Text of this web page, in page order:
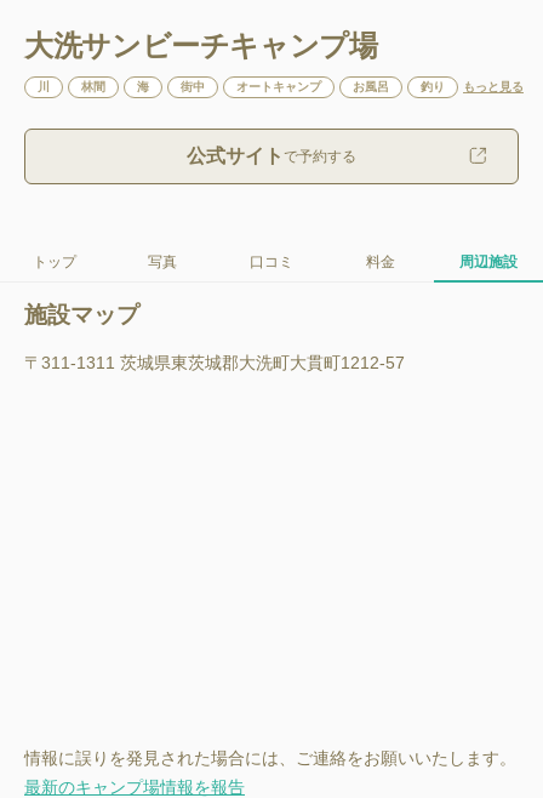
大洗サンビーチキャンプ場
林間 海 街中 オートキャンプ お風呂 釣り もっと見る
公式サイト で予約する
トップ 写真 口コミ 料金 周辺施設
施設マップ
〒311-1311 茨城県東茨城郡大洗町大貫町1212-57
情報に誤りを発見された場合には、ご連絡をお願いいたします。
最新のキャンプ場情報を報告